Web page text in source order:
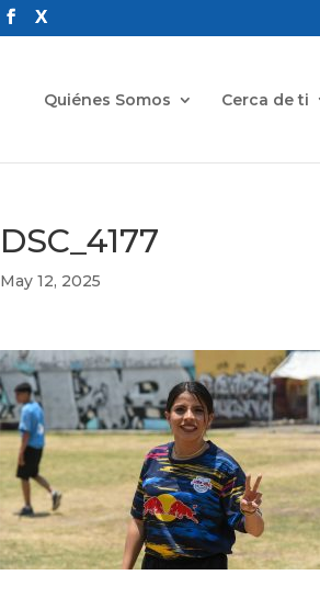
Quiénes Somos Cerca de ti
DSC_4177
May 12, 2025